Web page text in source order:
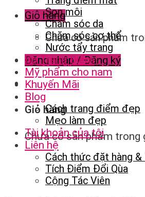
Giỏ hàng
Chưa có sản phẩm
Đăng nhập / Đăng ký
Giỏ hàng
Chưa có sản phẩm trong
Son môi
Chăm sóc da
Chăm sóc cơ thể
Nước tẩy trang
Bộ Trang Điểm
Mỹ phẩm cho nam
Khuyến Mãi
Blog
Cách trang điểm đẹp
Mẹo làm đẹp
Tài khoản của tôi
Liên hệ
Cách thức đặt hàng &
Tích Điểm Đổi Qùa
Cộng Tác Viên